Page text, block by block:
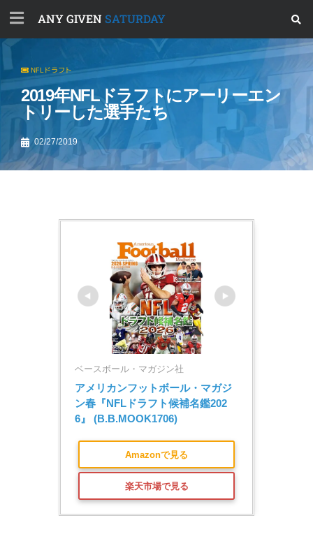
ANY GIVEN SATURDAY
NFLドラフト
2019年NFLドラフトにアーリーエン
トリーした選手たち
02/27/2019
ベースボール・マガジン社
アメリカンフットボール・マガジ
ン春『NFLドラフト候補名鑑202
6』 (B.B.MOOK1706)
Amazonで見る
楽天市場で見る